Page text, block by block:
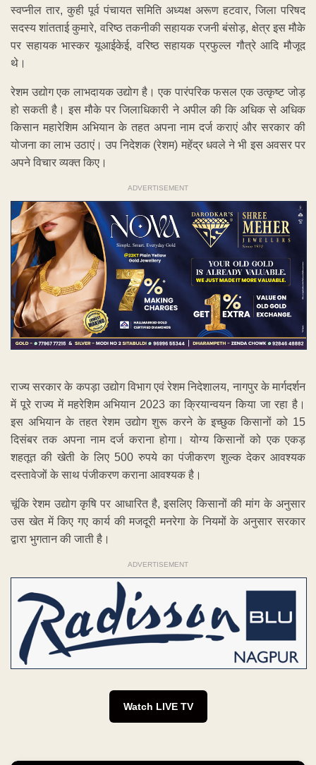
स्वप्नील तार, कुही पूर्व पंचायत समिति अध्यक्ष अरूण हटवार, जिला परिषद
सदस्य शांतताई कुमारे, वरिष्ठ तकनीकी सहायक रजनी बंसोड़, क्षेत्र इस मौके
पर सहायक भास्कर यूआईकेई, वरिष्ठ सहायक प्रफुल्ल गौत्रे आदि मौजूद
थे।
रेशम उद्योग एक लाभदायक उद्योग है। एक पारंपरिक फसल एक उत्कृष्ट जोड़
हो सकती है। इस मौके पर जिलाधिकारी ने अपील की कि अधिक से अधिक
किसान महारेशिम अभियान के तहत अपना नाम दर्ज कराएं और सरकार की
योजना का लाभ उठाएं। उप निदेशक (रेशम) महेंद्र धवले ने भी इस अवसर पर
अपने विचार व्यक्त किए।
ADVERTISEMENT
राज्य सरकार के कपड़ा उद्योग विभाग एवं रेशम निदेशालय, नागपुर के मार्गदर्शन
में पूरे राज्य में महरेशिम अभियान 2023 का क्रियान्वयन किया जा रहा है।
इस अभियान के तहत रेशम उद्योग शुरू करने के इच्छुक किसानों को 15
दिसंबर तक अपना नाम दर्ज कराना होगा। योग्य किसानों को एक एकड़
शहतूत की खेती के लिए 500 रुपये का पंजीकरण शुल्क देकर आवश्यक
दस्तावेजों के साथ पंजीकरण कराना आवश्यक है।
चूंकि रेशम उद्योग कृषि पर आधारित है, इसलिए किसानों की मांग के अनुसार
उस खेत में किए गए कार्य की मजदूरी मनरेगा के नियमों के अनुसार सरकार
द्वारा भुगतान की जाती है।
ADVERTISEMENT
Watch LIVE TV